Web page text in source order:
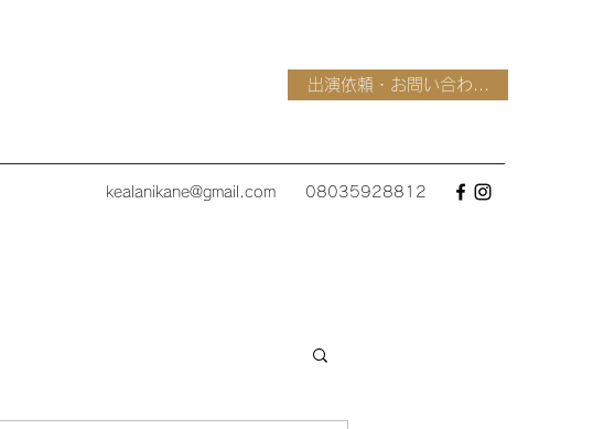
出演依頼・お問い合わ...
kealanikane@gmail.com 08035928812